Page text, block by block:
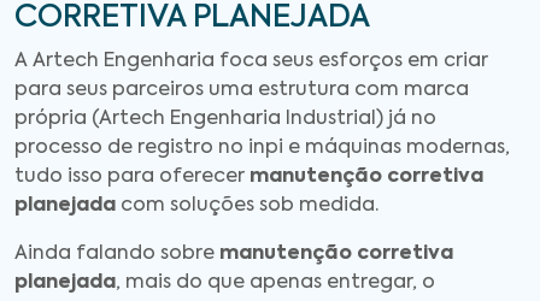
CORRETIVA PLANEJADA
A Artech Engenharia foca seus esforços em criar
para seus parceiros uma estrutura com marca
própria (Artech Engenharia Industrial) já no
processo de registro no inpi e máquinas modernas,
tudo isso para oferecer manutenção corretiva
planejada com soluções sob medida.
Ainda falando sobre manutenção corretiva
planejada, mais do que apenas entregar, o